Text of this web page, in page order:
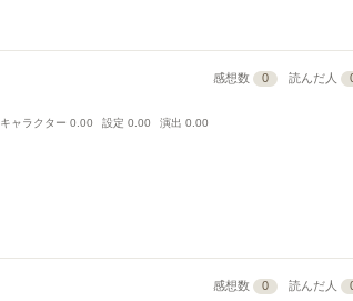
感想数 0 読んだ人
キャラクター 0.00 設定 0.00 演出 0.00
感想数 0 読んだ人